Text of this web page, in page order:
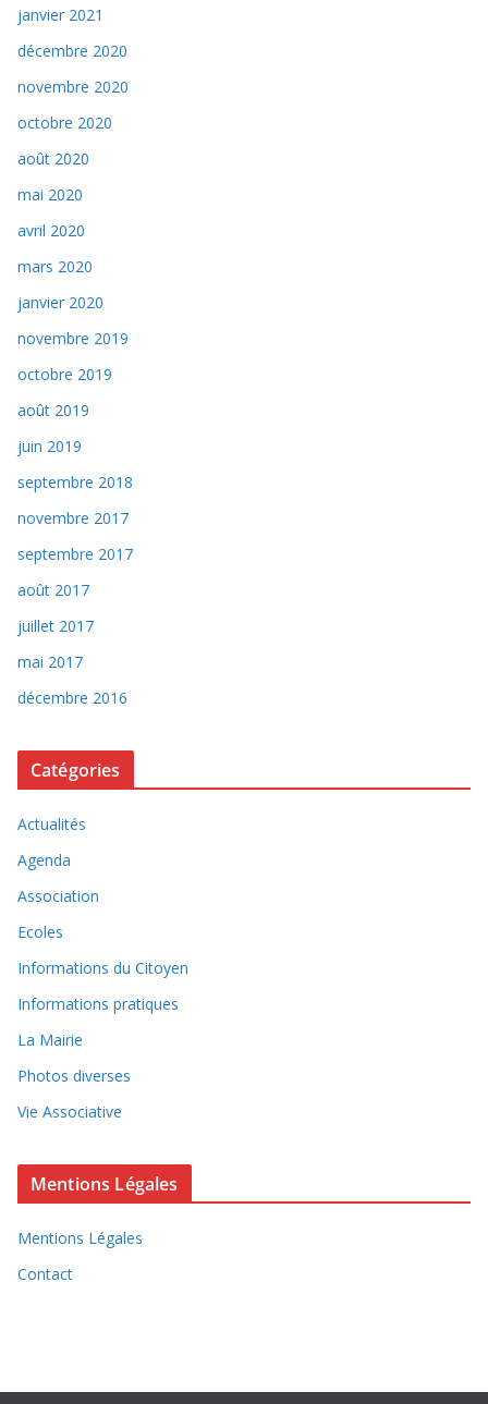
janvier 2021
décembre 2020
novembre 2020
octobre 2020
août 2020
mai 2020
avril 2020
mars 2020
janvier 2020
novembre 2019
octobre 2019
août 2019
juin 2019
septembre 2018
novembre 2017
septembre 2017
août 2017
juillet 2017
mai 2017
décembre 2016
Catégories
Actualités
Agenda
Association
Ecoles
Informations du Citoyen
Informations pratiques
La Mairie
Photos diverses
Vie Associative
Mentions Légales
Mentions Légales
Contact